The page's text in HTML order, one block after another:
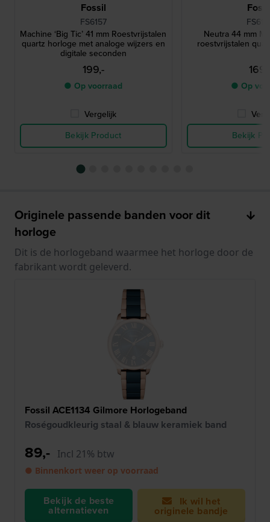
Fossil
FS6157
Machine ‘Big Ticʼ 41 mm Roestvrijstalen
quartz horloge met analoge wijzers en
digitale seconden
199,-
● Op voorraad
Vergelijk
Bekijk Product
Neutra 44 mm
roestvrijstalen
● Op
Bekijk
Originele passende banden voor dit
horloge
Dit is de horlogeband waarmee het horloge door de
fabrikant wordt geleverd.
Fossil ACE1134 Gilmore Horlogeband
Roségoudkleurig staal & blauw keramiek band
89,- Incl 21% btw
● Binnenkort weer op voorraad
Bekijk de beste
alternatieven
Ik wil het
originele bandje